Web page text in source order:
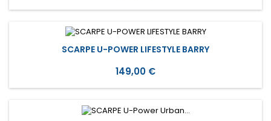
SCARPE U-POWER LIFESTYLE BARRY
Prezzo
149,00 €